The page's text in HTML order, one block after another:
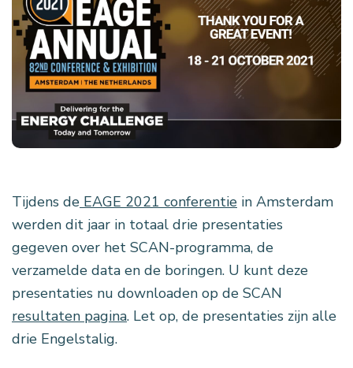
Tijdens de EAGE 2021 conferentie in Amsterdam
werden dit jaar in totaal drie presentaties
gegeven over het SCAN-programma, de
verzamelde data en de boringen. U kunt deze
presentaties nu downloaden op de SCAN
resultaten pagina. Let op, de presentaties zijn alle
drie Engelstalig.